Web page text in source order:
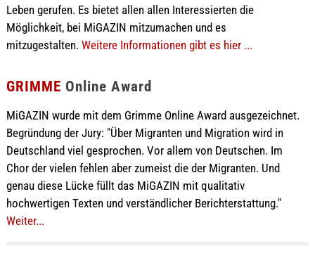
Leben gerufen. Es bietet allen allen Interessierten die
Möglichkeit, bei MiGAZIN mitzumachen und es
mitzugestalten. Weitere Informationen gibt es hier ...
GRIMME Online Award
MiGAZIN wurde mit dem Grimme Online Award ausgezeichnet.
Begründung der Jury: "Über Migranten und Migration wird in
Deutschland viel gesprochen. Vor allem von Deutschen. Im
Chor der vielen fehlen aber zumeist die der Migranten. Und
genau diese Lücke füllt das MiGAZIN mit qualitativ
hochwertigen Texten und verständlicher Berichterstattung."
Weiter...